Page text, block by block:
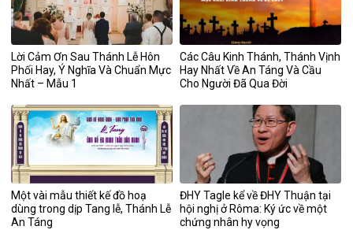
Lời Cảm Ơn Sau Thánh Lễ Hôn
Phối Hay, Ý Nghĩa Và Chuẩn Mực
Nhất – Mẫu 1
Các Câu Kinh Thánh, Thánh Vịnh
Hay Nhất Về An Táng Và Cầu
Cho Người Đã Qua Đời
Một vài mẫu thiết kế đồ hoạ
dùng trong dịp Tang lễ, Thánh Lễ
An Táng
ĐHY Tagle kể về ĐHY Thuận tại
hội nghị ở Rôma: Ký ức về một
chứng nhân hy vọng